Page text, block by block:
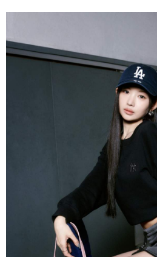
每筆NT$80，滿NT$699(含以上)免運費